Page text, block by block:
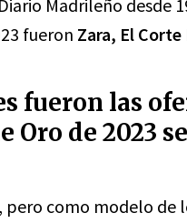
Madrileño desde
fueron Zara, El
fueron las
Oro de 2023
pero como modelo de